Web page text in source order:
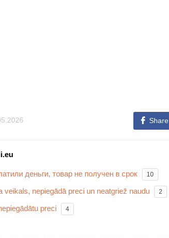
Share
деньги, товар не получен в срок 10
veikals, nepiegādā preci un neatgriež naudu 2
preci 4